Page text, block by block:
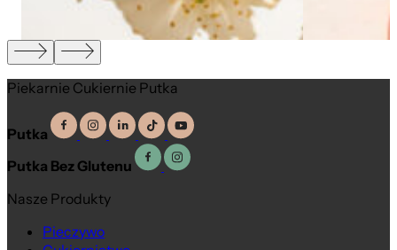
Piekarnie Cukiernie Putka
Putka
Putka Bez Glutenu
Nasze Produkty
Pieczywo